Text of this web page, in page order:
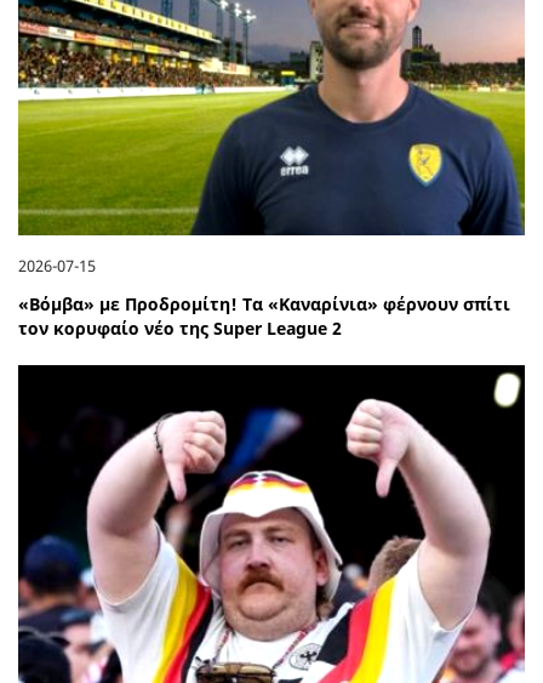
2026-07-15
«Βόμβα» με Προδρομίτη! Τα «Καναρίνια» φέρνουν σπίτι
τον κορυφαίο νέο της Super League 2